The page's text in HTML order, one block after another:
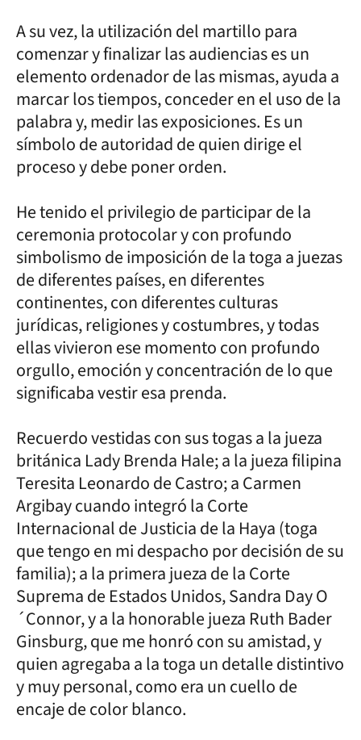
A su vez, la utilización del martillo para
comenzar y finalizar las audiencias es un
elemento ordenador de las mismas, ayuda a
marcar los tiempos, conceder en el uso de la
palabra y, medir las exposiciones. Es un
símbolo de autoridad de quien dirige el
proceso y debe poner orden.
He tenido el privilegio de participar de la
ceremonia protocolar y con profundo
simbolismo de imposición de la toga a juezas
de diferentes países, en diferentes
continentes, con diferentes culturas
jurídicas, religiones y costumbres, y todas
ellas vivieron ese momento con profundo
orgullo, emoción y concentración de lo que
significaba vestir esa prenda.
Recuerdo vestidas con sus togas a la jueza
británica Lady Brenda Hale; a la jueza filipina
Teresita Leonardo de Castro; a Carmen
Argibay cuando integró la Corte
Internacional de Justicia de la Haya (toga
que tengo en mi despacho por decisión de su
familia); a la primera jueza de la Corte
Suprema de Estados Unidos, Sandra Day O
´Connor, y a la honorable jueza Ruth Bader
Ginsburg, que me honró con su amistad, y
quien agregaba a la toga un detalle distintivo
y muy personal, como era un cuello de
encaje de color blanco.